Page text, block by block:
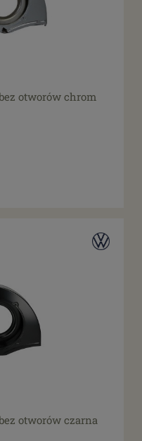
otworów chrom
otworów czarna